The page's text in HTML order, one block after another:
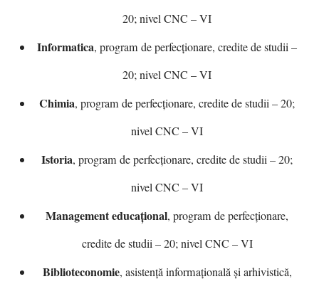
20; nivel CNC – VI
Informatica, program de perfecționare, credite de studii –
20; nivel CNC – VI
Chimia, program de perfecționare, credite de studii – 20;
nivel CNC – VI
Istoria, program de perfecționare, credite de studii – 20;
nivel CNC – VI
Managementeducațional, program de perfecționare,
credite de studii – 20; nivel CNC – VI
Biblioteconomie, asistență informațională și arhivistică,